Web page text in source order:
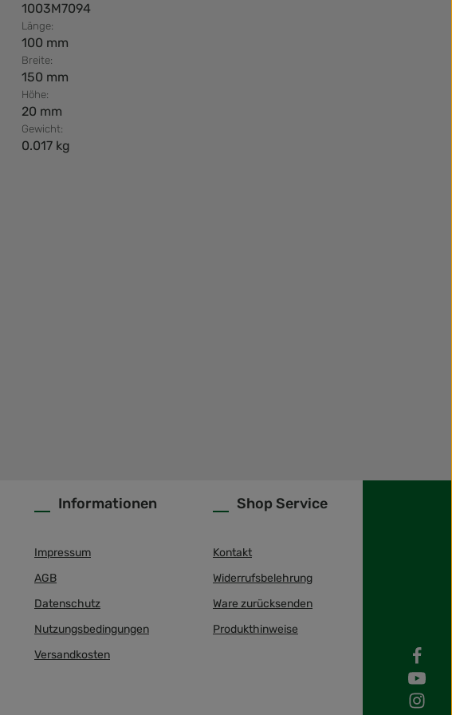
1003M7094
Länge:
100 mm
Breite:
150 mm
Höhe:
20 mm
Gewicht:
0.017 kg
Informationen
Impressum
AGB
Datenschutz
Nutzungsbedingungen
Versandkosten
Shop Service
Kontakt
Widerrufsbelehrung
Ware zurücksenden
Produkthinweise